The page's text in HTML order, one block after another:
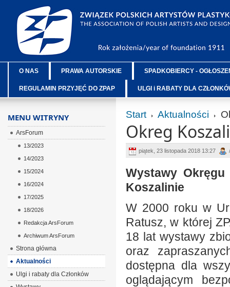
O NAS PRAWA AUTORSKIE SPADKOBIERCY -
REGULAMIN PRZYJĘĆ DO ZPAP ULGI i RABATY DLA
Start Aktualności
Okreg
piątek, 23 listopada 2018 13:27 /
Wystawy
Koszalinie
W 2000 roku w
Ratusz, w której
18 lat wystawy
oraz
dostępna dla
oglądającym
MENU WITRYNY
ArsForum
13/2023
14/2023
15/2024
16/2024
17/2025
18/2026
Redakcja ArsForum
Archiwum ArsForum
Strona główna
Aktualności
Ulgi i rabaty dla Członków